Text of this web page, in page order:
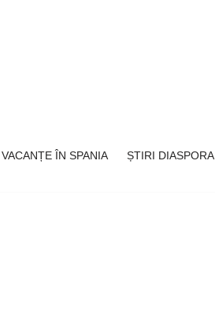
VACANȚE ÎN SPANIA
ȘTIRI DIASPORA